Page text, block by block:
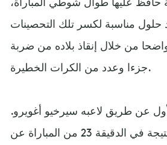
حلول مناسبة لكسر تلك التحصينات
من خلال إنقاذ بلاده من ضربة
جزءا وعدد من الكرات الخطيرة.
في الدقيقة 19 من الشوط الأول عن طريق لاعبه سيرخيو أغويرو.
ولم تمضي سوى أربع دقائق فقط حتى عادلت ايسلندا النتيجة في الدقيقة 23 من المباراة عن